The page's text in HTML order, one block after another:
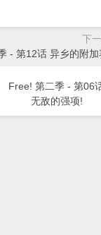
下
- 第12话 异乡的附加
Free! 第二季 - 第06
无敌的强项!